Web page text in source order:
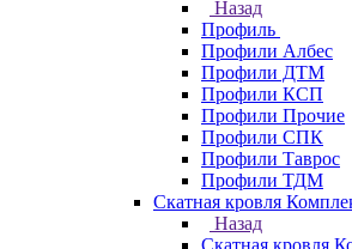
Назад
Профиль
Профили Албес
Профили ДТМ
Профили КСП
Профили Прочие
Профили СПК
Профили Таврос
Профили ТДМ
Скатная кровля
Назад
Скатная кровля